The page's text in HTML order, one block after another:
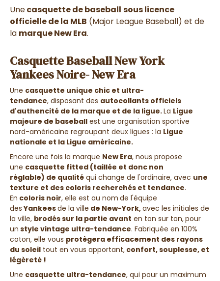
Unecasquette de baseball sous licence
officielle de la MLB (Major League Baseball) et de
la marque New Era.
Casquette Baseball New York
Yankees Noire- New Era
Une casquette unique chic et ultra-
tendance, disposant des autocollants officiels
d'authencité de la marque et de la ligue.La Ligue
majeure de baseball est une organisation sportive
nord-américaine regroupant deux ligues : la Ligue
nationale et la Ligue américaine.
Encore une fois la marque New Era, nous propose
une casquette fitted (taillée et donc non
réglable) de qualité qui change de l'ordinaire, avec une
texture et des coloris recherchés et tendance.
En coloris noir, elle est au nom de l'équipe
desYankeesde la ville de New-York,avec les initiales de
la ville, brodés sur la partie avant en ton sur ton,pour
un style vintage ultra-tendance. Fabriquée en 100%
coton, elle vous protègera efficacement des rayons
du soleil tout en vous apportant, confort, souplesse, et
légèreté !
Une casquette ultra-tendance, qui pour un maximum